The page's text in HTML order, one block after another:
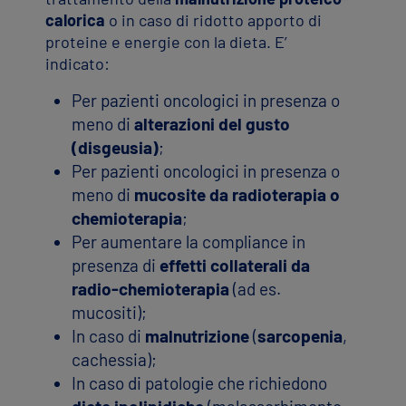
calorica o in caso di ridotto apporto di
proteine e energie con la dieta. E’
indicato:
Per pazienti oncologici in presenza o
meno di alterazioni del gusto
(disgeusia);
Per pazienti oncologici in presenza o
meno di mucosite da radioterapia o
chemioterapia;
Per aumentare la compliance in
presenza di effetti collaterali da
radio-chemioterapia (ad es.
mucositi);
In caso di malnutrizione(sarcopenia,
cachessia);
In caso di patologie che richiedono